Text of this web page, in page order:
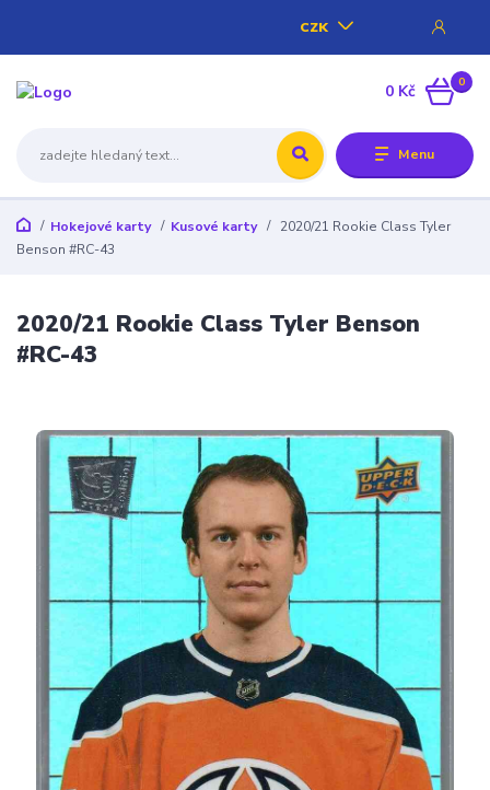
Menu
CZK
0
0 Kč
Hokejové karty Kusové karty
2020/21 Rookie Class Tyler
Benson #RC-43
2020/21 Rookie Class Tyler Benson
#RC-43